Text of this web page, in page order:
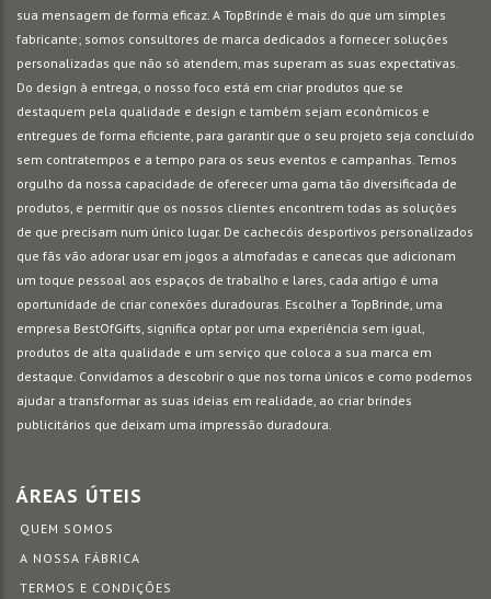
sua mensagem de forma eficaz. A TopBrinde é mais do que um simples
fabricante; somos consultores de marca dedicados a fornecer soluções
personalizadas que não só atendem, mas superam as suas expectativas.
Do design à entrega, o nosso foco está em criar produtos que se
destaquem pela qualidade e design e também sejam econômicos e
entregues de forma eficiente, para garantir que o seu projeto seja concluído
sem contratempos e a tempo para os seus eventos e campanhas. Temos
orgulho da nossa capacidade de oferecer uma gama tão diversificada de
produtos, e permitir que os nossos clientes encontrem todas as soluções
de que precisam num único lugar. De cachecóis desportivos personalizados
que fãs vão adorar usar em jogos a almofadas e canecas que adicionam
um toque pessoal aos espaços de trabalho e lares, cada artigo é uma
oportunidade de criar conexões duradouras. Escolher a TopBrinde, uma
empresa BestOfGifts, significa optar por uma experiência sem igual,
produtos de alta qualidade e um serviço que coloca a sua marca em
destaque. Convidamos a descobrir o que nos torna únicos e como podemos
ajudar a transformar as suas ideias em realidade, ao criar brindes
publicitários que deixam uma impressão duradoura.
ÁREAS ÚTEIS
QUEM SOMOS
A NOSSA FÁBRICA
TERMOS E CONDIÇÕES